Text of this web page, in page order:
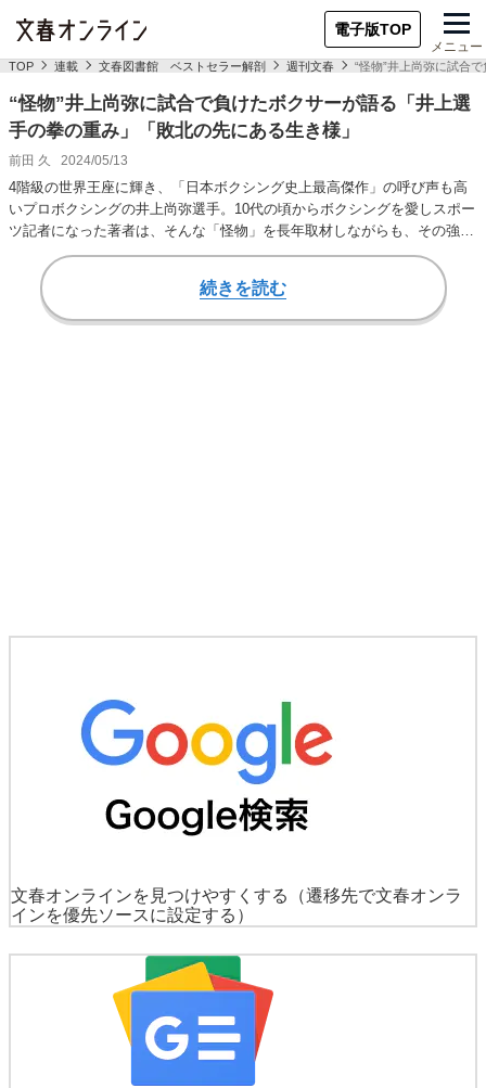
電子版TOP
メニュー
TOP 連載 文春図書館 ベストセラー解剖 週刊文春 “怪物”井上尚弥に試合
“怪物”井上尚弥に試合で負けたボクサーが語る「井上選
手の拳の重み」「敗北の先にある生き様」
前田 久 2024/05/13
4階級の世界王座に輝き、「日本ボクシング史上最高傑作」の呼び声も高
いプロボクシングの井上尚弥選手。10代の頃からボクシングを愛しスポー
ツ記者になった著者は、そんな「怪物」を長年取材しながらも、その強さ
を十分に表現し…
続きを読む
文春オンラインを見つけやすくする
（遷移先で文春オンラ
インを優先ソースに設定する）